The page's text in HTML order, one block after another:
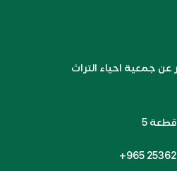
جمعية احياء التراث
5
+965